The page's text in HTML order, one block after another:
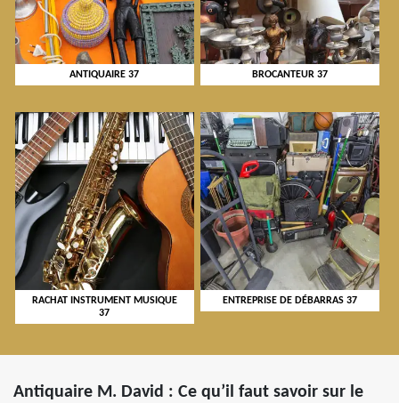
ANTIQUAIRE 37 BROCANTEUR 37
RACHAT INSTRUMENT MUSIQUE
37
ENTREPRISE DE DÉBARRAS 37
Antiquaire M. David : Ce qu’il faut savoir sur le